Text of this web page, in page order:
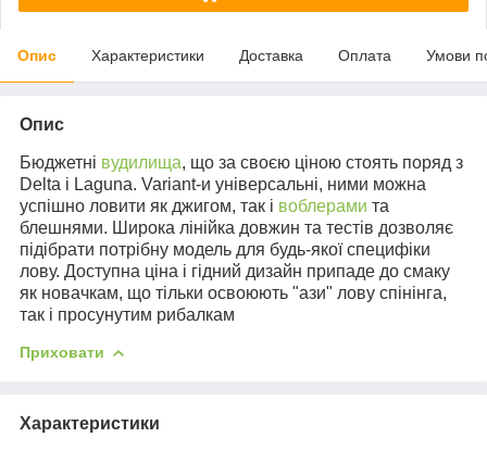
Опис Характеристики Доставка Оплата Умови
Опис
Бюджетні вудилища, що за своєю ціною стоять поряд з
Delta і Laguna. Variant-и універсальні, ними можна
успішно ловити як джигом, так і воблерами та
блешнями. Широка лінійка довжин та тестів дозволяє
підібрати потрібну модель для будь-якої специфіки
лову. Доступна ціна і гідний дизайн припаде до смаку
як новачкам, що тільки освоюють "ази" лову спінінга,
так і просунутим рибалкам
Приховати
Характеристики